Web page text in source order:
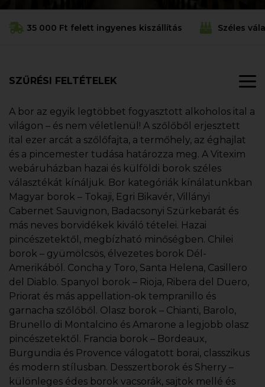
35 000 Ft felett ingyenes kiszállítás Széles
SZŰRÉSI FELTÉTELEK
A bor az egyik legtöbbet fogyasztott alkoholos ital a
világon – és nem véletlenül! A szőlőből erjesztett
ital ezer arcát a szőlőfajta, a termőhely, az éghajlat
és a pincemester tudása határozza meg. A Vitexim
webáruházban hazai és külföldi borok széles
választékát kínáljuk. Bor kategóriák kínálatunkban
Magyar borok – Tokaji, Egri Bikavér, Villányi
Cabernet Sauvignon, Badacsonyi Szürkebarát és
más neves borvidékek kiváló tételei. Hazai
pincészetektől, megbízható minőségben. Chilei
borok – gyümölcsös, élvezetes borok Dél-
Amerikából. Concha y Toro, Santa Helena, Casillero
del Diablo. Spanyol borok – Rioja, Ribera del Duero,
Priorat és más appellation-ok tempranillo és
garnacha szőlőből. Olasz borok – Chianti, Barolo,
Brunello di Montalcino és Amarone a legjobb olasz
pincészetektől. Francia borok – Bordeaux,
Burgundia és Provence válogatott borai, classzikus
és modern stílusban. Desszertborok és Sherry –
különleges édes borok vacsorák, sajtok mellé és